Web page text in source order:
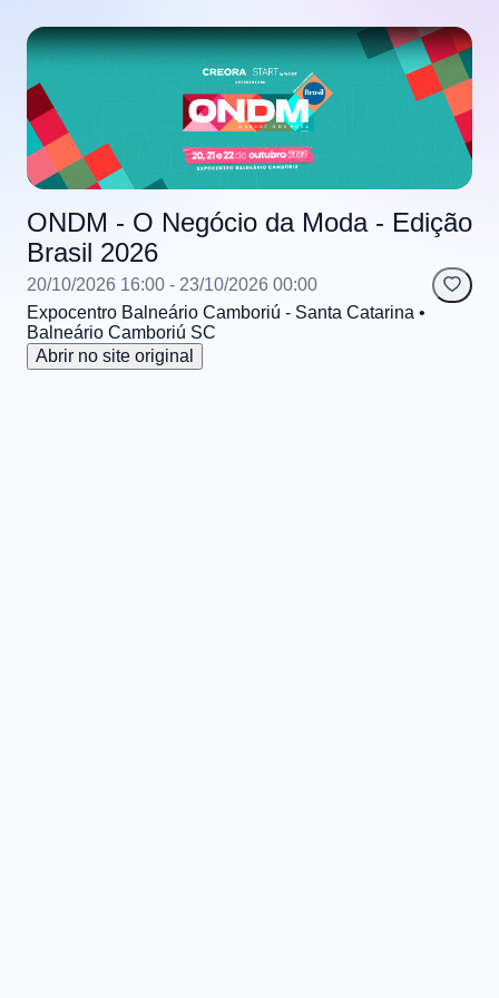
ONDM - O Negócio da Moda - Edição
Brasil 2026
20/10/2026 16:00 - 23/10/2026 00:00
Expocentro Balneário Camboriú - Santa Catarina •
Balneário Camboriú SC
Abrir no site original